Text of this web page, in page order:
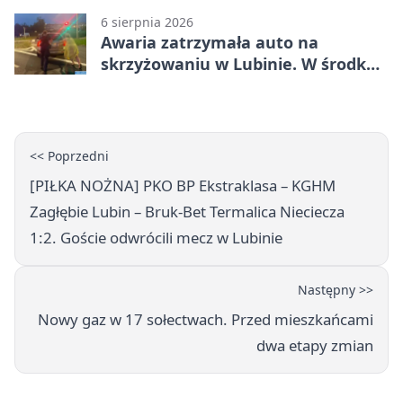
6 sierpnia 2026
Awaria zatrzymała auto na
skrzyżowaniu w Lubinie. W środku
<< Poprzedni
[PIŁKA NOŻNA] PKO BP Ekstraklasa – KGHM
Zagłębie Lubin – Bruk-Bet Termalica Nieciecza
1:2. Goście odwrócili mecz w Lubinie
Następny >>
Nowy gaz w 17 sołectwach. Przed mieszkańcami
dwa etapy zmian